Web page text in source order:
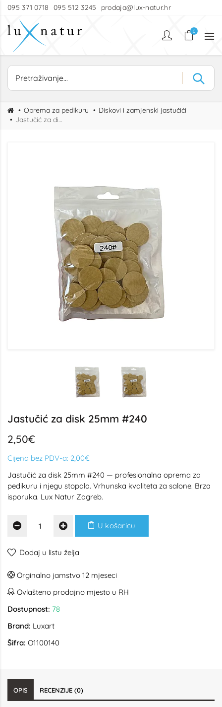
095 371 0718 095 512 3245 prodaja@lux-natur.hr
0
Oprema za pedikuru
Diskovi i zamjenski jastučići
Jastučić za disk 25mm #240
Jastučić za disk 25mm #240
2,50€
Cijena bez PDV-a: 2,00€
Jastučić za disk 25mm #240 — profesionalna oprema za
pedikuru i njegu stopala. Vrhunska kvaliteta za salone. Brza
isporuka. Lux Natur Zagreb.
U košaricu
Dodaj u listu želja
Orginalno jamstvo 12 mjeseci
Ovlašteno prodajno mjesto u RH
Dostupnost: 78
Brand: Luxart
Šifra: O1100140
OPIS RECENZIJE (0)